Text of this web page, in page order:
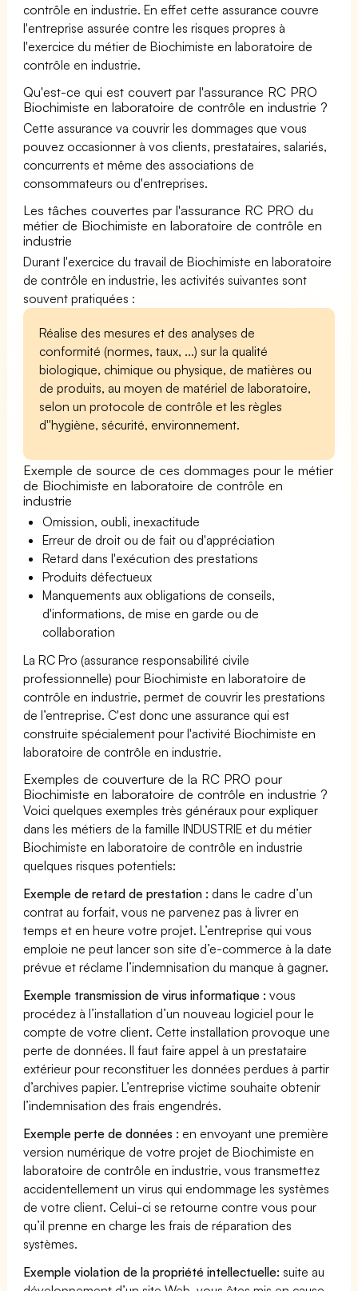
contrôle en industrie. En effet cette assurance couvre
l'entreprise assurée contre les risques propres à
l'exercice du métier de Biochimiste en laboratoire de
contrôle en industrie.
Qu'est-ce qui est couvert par l'assurance RC PRO
Biochimiste en laboratoire de contrôle en industrie ?
Cette assurance va couvrir les dommages que vous
pouvez occasionner à vos clients, prestataires, salariés,
concurrents et même des associations de
consommateurs ou d'entreprises.
Les tâches couvertes par l'assurance RC PRO du
métier de Biochimiste en laboratoire de contrôle en
industrie
Durant l'exercice du travail de Biochimiste en laboratoire
de contrôle en industrie, les activités suivantes sont
souvent pratiquées :
Réalise des mesures et des analyses de
conformité (normes, taux, ...) sur la qualité
biologique, chimique ou physique, de matières ou
de produits, au moyen de matériel de laboratoire,
selon un protocole de contrôle et les règles
d''hygiène, sécurité, environnement.
Exemple de source de ces dommages pour le métier
de Biochimiste en laboratoire de contrôle en
industrie
Omission, oubli, inexactitude
Erreur de droit ou de fait ou d'appréciation
Retard dans l'exécution des prestations
Produits défectueux
Manquements aux obligations de conseils,
d'informations, de mise en garde ou de
collaboration
La RC Pro (assurance responsabilité civile
professionnelle) pour Biochimiste en laboratoire de
contrôle en industrie, permet de couvrir les prestations
de l’entreprise. C'est donc une assurance qui est
construite spécialement pour l'activité Biochimiste en
laboratoire de contrôle en industrie.
Exemples de couverture de la RC PRO pour
Biochimiste en laboratoire de contrôle en industrie ?
Voici quelques exemples très généraux pour expliquer
dans les métiers de la famille INDUSTRIE et du métier
Biochimiste en laboratoire de contrôle en industrie
quelques risques potentiels:
Exemple de retard de prestation : dans le cadre d’un
contrat au forfait, vous ne parvenez pas à livrer en
temps et en heure votre projet. L’entreprise qui vous
emploie ne peut lancer son site d’e-commerce à la date
prévue et réclame l’indemnisation du manque à gagner.
Exemple transmission de virus informatique : vous
procédez à l’installation d’un nouveau logiciel pour le
compte de votre client. Cette installation provoque une
perte de données. Il faut faire appel à un prestataire
extérieur pour reconstituer les données perdues à partir
d’archives papier. L’entreprise victime souhaite obtenir
l’indemnisation des frais engendrés.
Exemple perte de données : en envoyant une première
version numérique de votre projet de Biochimiste en
laboratoire de contrôle en industrie, vous transmettez
accidentellement un virus qui endommage les systèmes
de votre client. Celui-ci se retourne contre vous pour
qu’il prenne en charge les frais de réparation des
systèmes.
Exemple violation de la propriété intellectuelle: suite au